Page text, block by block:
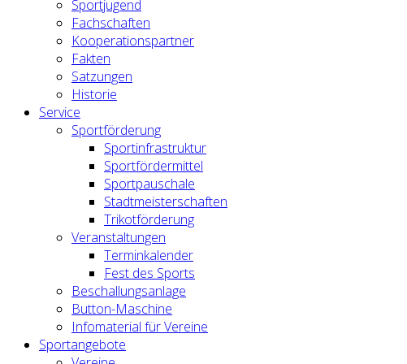
Sportjugend
Fachschaften
Kooperationspartner
Fakten
Satzungen
Historie
Service
Sportförderung
Sportinfrastruktur
Sportfördermittel
Sportpauschale
Stadtmeisterschaften
Trikotförderung
Veranstaltungen
Terminkalender
Fest des Sports
Beschallungsanlage
Button-Maschine
Infomaterial für Vereine
Sportangebote